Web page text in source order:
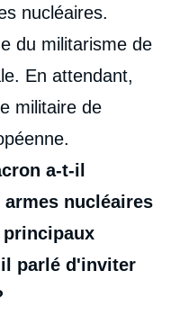
nucléaires.
du militarisme de
En attendant,
militaire de
a-t-il
nucléaires
principaux
parlé d'inviter